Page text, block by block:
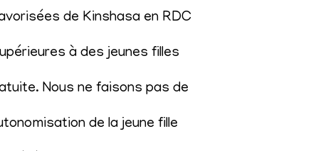
de Kinshasa en RDC
à des jeunes filles
Nous ne faisons pas de
de la jeune fille